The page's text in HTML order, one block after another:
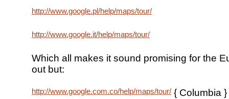
http://www.google.pl/help/maps/tour/
http://www.google.it/help/maps/tour/
Which all makes it sound promising for the
out but:
http://www.google.com.co/help/maps/tour/ { Columbia }